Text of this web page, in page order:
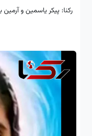
رکنا: پیکر یاسمین و